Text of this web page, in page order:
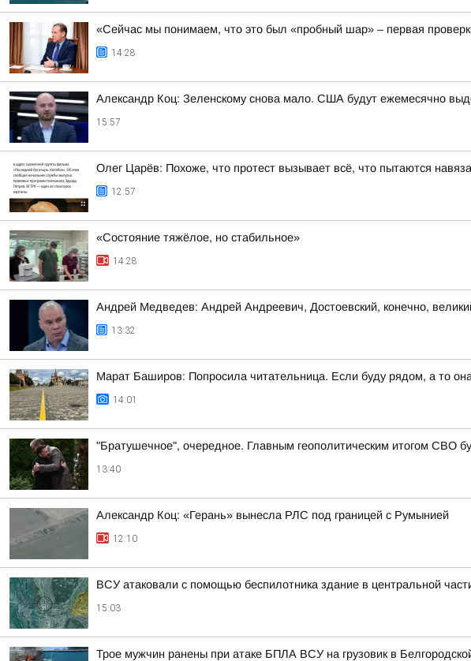
«Сейчас мы понимаем, что это был «пробный шар» – первая
14:28
Александр Коц: Зеленскому снова мало. США будут ежемесячно
15:57
Олег Царёв: Похоже, что протест вызывает всё, что пытаются
12:57
«Состояние тяжёлое, но стабильное»
14:28
Андрей Медведев: Андрей Андреевич, Достоевский, конечно,
13:32
Марат Баширов: Попросила читательница. Если буду рядом, а то
14:01
"Братушечное", очередное. Главным геополитическим итогом СВО
13:40
Александр Коц: «Герань» вынесла РЛС под границей с Румынией
12:10
ВСУ атаковали с помощью беспилотника здание в центральной
15:03
Трое мужчин ранены при атаке БПЛА ВСУ на грузовик в